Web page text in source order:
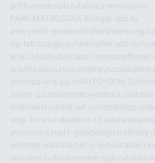
griffoncom.spb.rufabrika-emotsiy.ru
PARK-MATROSOVA.RUagat.spb.ru
avtoyurist-moskva1.ru hardware.org.ru
dg-lab.ruangrup.ru recruiter.spb.ru
krsk124.rukubok.spb.ru
analitikaplus.ruspyonline.ru
sloboda-ural.pp.ruAUTO-COM.SU
online-z.comaromat-vostoka.ru
mobilvest.rubbd.net.ru
smp-forum.rubastion-td.ru
avrmotors.ruart-galadesign.rutiffany-
ecostep-samara.rud-p.spb.ru
sko.com.rudavitamebel-spb.ru